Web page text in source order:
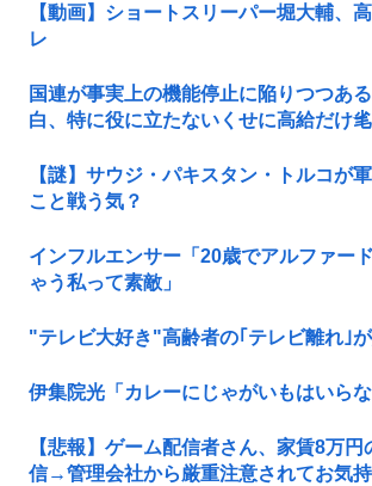
【動画】ショートスリーパー堀大輔、
レ
国連が事実上の機能停止に陥りつつあ
白、特に役に立たないくせに高給だけ
【謎】サウジ・パキスタン・トルコが
こと戦う気？
インフルエンサー「20歳でアルファー
ゃう私って素敵」
"テレビ大好き"高齢者の｢テレビ離れ｣
伊集院光「カレーにじゃがいもはいらな
【悲報】ゲーム配信者さん、家賃8万
信→管理会社から厳重注意されてお気